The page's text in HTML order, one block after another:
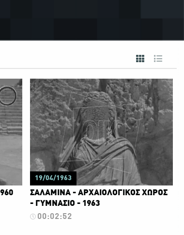
19/04/1963
ΣΑΛΑΜΙΝΑ - ΑΡΧΑΙΟΛΟΓΙΚΟΣ ΧΩΡΟΣ
- ΓΥΜΝΑΣΙΟ - 1963
00:02:52